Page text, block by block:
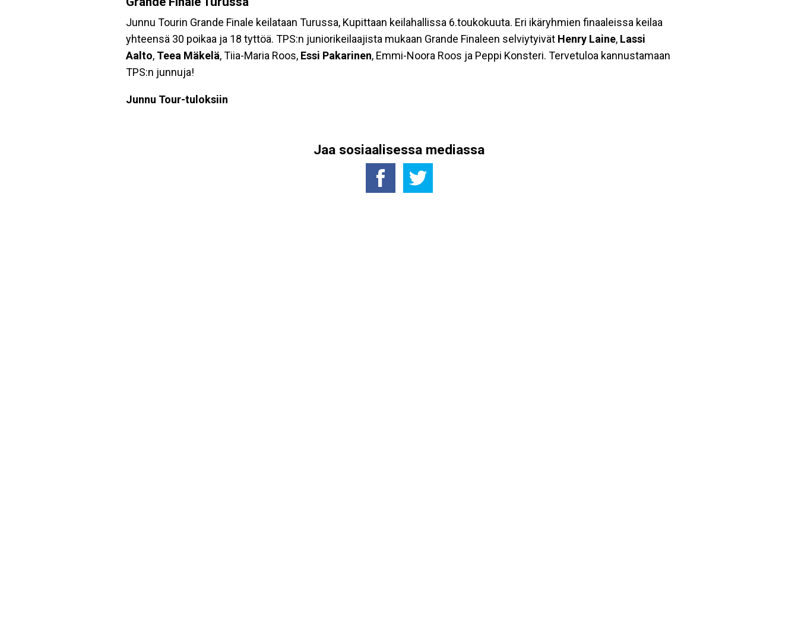
Junnu Tourin Grande Finale keilataan Turussa, Kupittaan keilahallissa 6.toukokuuta. Eri ikäryhmien finaaleissa keilaa
yhteensä 30 poikaa ja 18 tyttöä. TPS:n juniorikeilaajista mukaan Grande Finaleen selviytyivät Henry Laine, Lassi
Aalto, Teea Mäkelä, Tiia-Maria Roos, Essi Pakarinen, Emmi-Noora Roos ja Peppi Konsteri. Tervetuloa kannustamaan
TPS:n junnuja!
Junnu Tour-tuloksiin
Jaa sosiaalisessa mediassa